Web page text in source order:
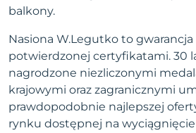
balkony.
Nasiona W.Legutko to gwarancja
potwierdzonej certyfikatami. 30
nagrodzone niezliczonymi
krajowymi oraz zagranicznymi
prawdopodobnie najlepszej
rynku dostępnej na